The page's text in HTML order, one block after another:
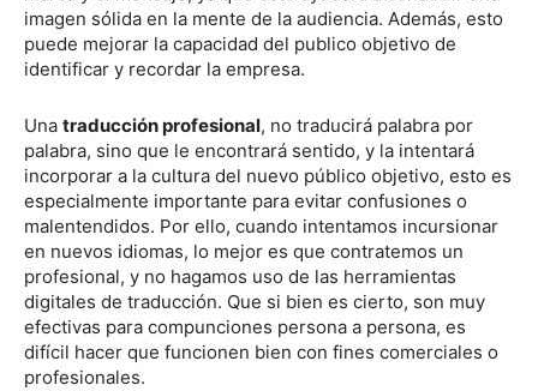
imagen sólida en la mente de la audiencia. Además, esto
puede mejorar la capacidad del publico objetivo de
identificar y recordar la empresa.
Una traducción profesional, no traducirá palabra por
palabra, sino que le encontrará sentido, y la intentará
incorporar a la cultura del nuevo público objetivo, esto es
especialmente importante para evitar confusiones o
malentendidos. Por ello, cuando intentamos incursionar
en nuevos idiomas, lo mejor es que contratemos un
profesional, y no hagamos uso de las herramientas
digitales de traducción. Que si bien es cierto, son muy
efectivas para compunciones persona a persona, es
difícil hacer que funcionen bien con fines comerciales o
profesionales.